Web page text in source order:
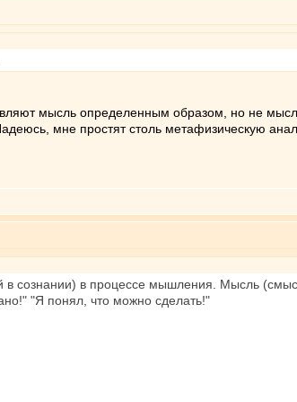
мысль определенным образом, но не
мне простят столь метафизическую
сознании) в процессе мышления. Мысль
"Я понял, что можно сделать!"